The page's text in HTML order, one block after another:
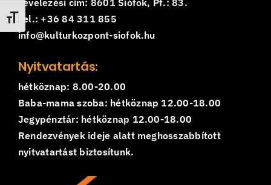
Betűméret váltása
Levelezési cím: 8601 Siófok, Pf.: 83.
Tel.: +36 84 311 855
info@kulturkozpont-siofok.hu
Nyitvatartás:
hétköznap: 8.00-20.00
Baba-mama szoba: hétköznap 12.00-18.00
Jegypénztár: hétköznap 12.00-18.00
Rendezvények ideje alatt meghosszabbított
nyitvatartást biztosítunk.